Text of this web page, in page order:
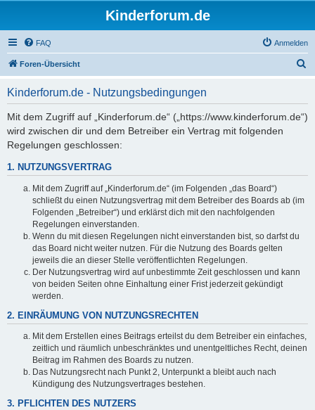
Kinderforum.de
FAQ Anmelden
Foren-Übersicht
Kinderforum.de - Nutzungsbedingungen
Mit dem Zugriff auf „Kinderforum.de“ („https://www.kinderforum.de“)
wird zwischen dir und dem Betreiber ein Vertrag mit folgenden
Regelungen geschlossen:
1. NUTZUNGSVERTRAG
Mit dem Zugriff auf „Kinderforum.de“ (im Folgenden „das Board“)
schließt du einen Nutzungsvertrag mit dem Betreiber des Boards ab (im
Folgenden „Betreiber“) und erklärst dich mit den nachfolgenden
Regelungen einverstanden.
Wenn du mit diesen Regelungen nicht einverstanden bist, so darfst du
das Board nicht weiter nutzen. Für die Nutzung des Boards gelten
jeweils die an dieser Stelle veröffentlichten Regelungen.
Der Nutzungsvertrag wird auf unbestimmte Zeit geschlossen und kann
von beiden Seiten ohne Einhaltung einer Frist jederzeit gekündigt
werden.
2. EINRÄUMUNG VON NUTZUNGSRECHTEN
Mit dem Erstellen eines Beitrags erteilst du dem Betreiber ein einfaches,
zeitlich und räumlich unbeschränktes und unentgeltliches Recht, deinen
Beitrag im Rahmen des Boards zu nutzen.
Das Nutzungsrecht nach Punkt 2, Unterpunkt a bleibt auch nach
Kündigung des Nutzungsvertrages bestehen.
3. PFLICHTEN DES NUTZERS